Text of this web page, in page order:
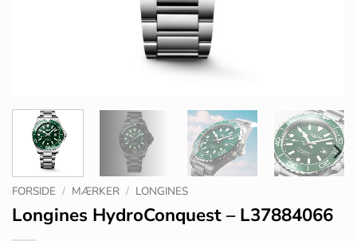
FORSIDE / MÆRKER / LONGINES
Longines HydroConquest – L37884066